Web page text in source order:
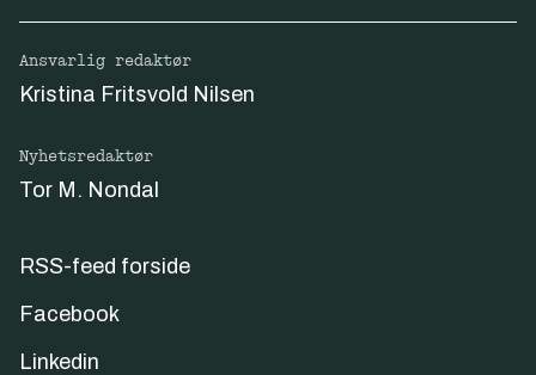
Ansvarlig redaktør
Kristina Fritsvold Nilsen
Nyhetsredaktør
Tor M. Nondal
RSS-feed forside
Facebook
Linkedin